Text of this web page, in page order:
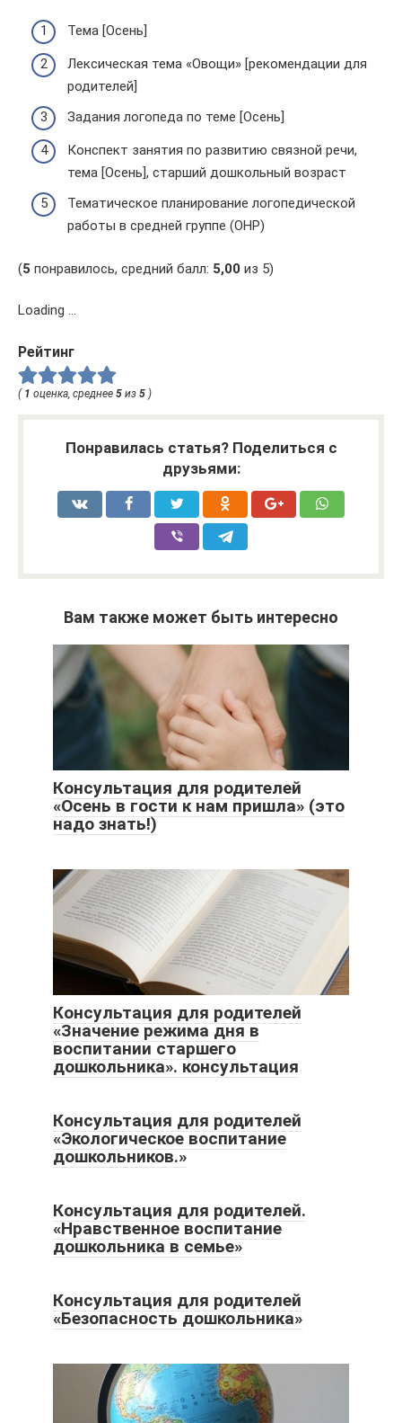
Тема [Осень]
Лексическая тема «Овощи» [рекомендации для
родителей]
Задания логопеда по теме [Осень]
Конспект занятия по развитию связной речи,
тема [Осень], старший дошкольный возраст
Тематическое планирование логопедической
работы в средней группе (ОНР)
(5 понравилось, средний балл: 5,00 из 5)
Loading …
Рейтинг
( 1 оценка, среднее 5 из 5 )
Понравилась статья? Поделиться с
друзьями:
Вам также может быть интересно
Консультация для родителей
«Осень в гости к нам пришла» (это
надо знать!)
Консультация для родителей
«Значение режима дня в
воспитании старшего
дошкольника». консультация
Консультация для родителей
«Экологическое воспитание
дошкольников.»
Консультация для родителей.
«Нравственное воспитание
дошкольника в семье»
Консультация для родителей
«Безопасность дошкольника»